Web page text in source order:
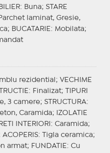
: Buna; STARE
laminat, Gresie,
BUCATARIE : Mobilata;
rezidential; VECHIME
: Finalizat;
TIPURI
3 camere; STRUCTURA:
Caramida;
IZOLATIE
INTERIORI : Caramida;
ACOPERIS: Tigla ceramica;
armat; FUNDATIE : Cu